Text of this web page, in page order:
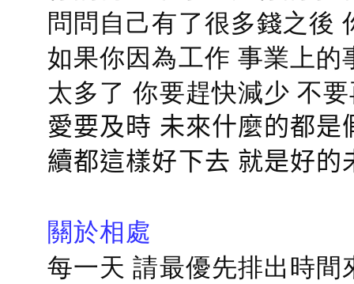
問問自己有了很多錢之後
如果你因為工作 事業上
太多了 你要趕快減少 不
愛要及時 未來什麼的都
續都這樣好下去 就是好的
關於相處
每一天 請最優先排出時